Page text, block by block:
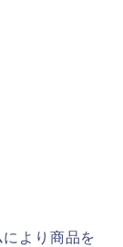
より商品を